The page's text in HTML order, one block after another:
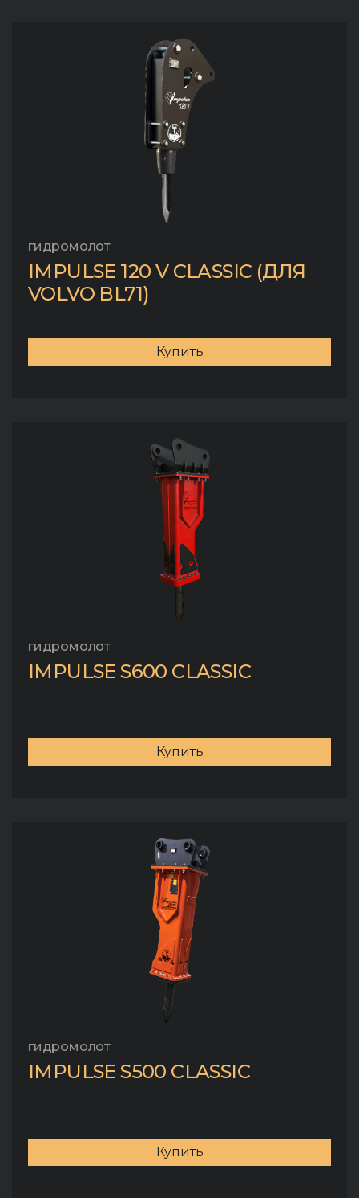
гидромолот
IMPULSE 120 V CLASSIC (ДЛЯ
VOLVO BL71)
Купить
гидромолот
IMPULSE S600 CLASSIC
Купить
гидромолот
IMPULSE S500 CLASSIC
Купить